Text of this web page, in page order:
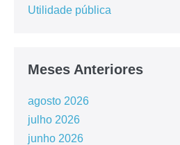
Utilidade pública
Meses Anteriores
agosto 2026
julho 2026
junho 2026